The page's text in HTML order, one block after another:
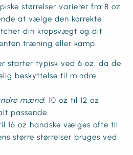
størrelser varierer fra 8 oz
at vælge den korrekte
din kropsvægt og dit
træning eller kamp.
starter typisk ved 6 oz, da de
beskyttelse til mindre
mænd: 10 oz til 12 oz
passende.
16 oz handske vælges ofte til
større størrelser bruges ved